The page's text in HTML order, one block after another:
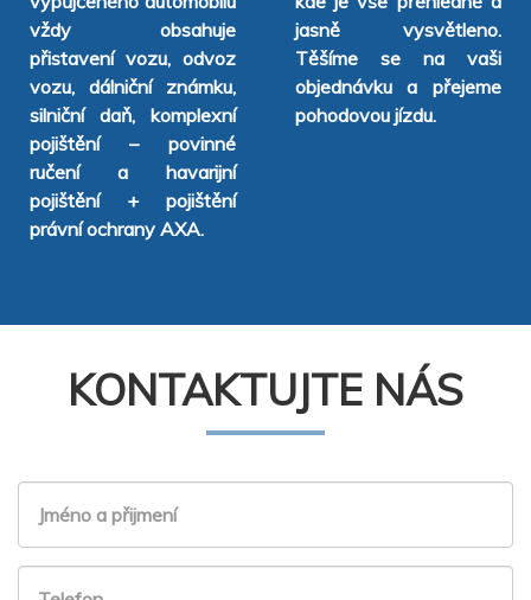
vždy obsahuje
přistavení vozu, odvoz
vozu, dálniční známku,
silniční daň, komplexní
pojištění – povinné
ručení a havarijní
pojištění + pojištění
právní ochrany AXA.
jasně vysvětleno.
Těšíme se na vaši
objednávku a přejeme
pohodovou jízdu.
KONTAKTUJTE NÁS